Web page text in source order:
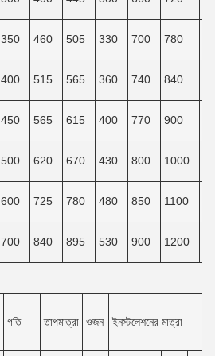
350 460 505 330 700 780
400 515 565 360 740 840
450 565 615 400 770 900
500 620 670 430 800 1000
600 725 780 480 850 1100
700 840 895 530 900 1200
গতি তাপমাত্রা ওজন ইনস্টলেশনের মাত্রা